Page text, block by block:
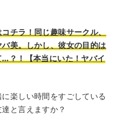
チラ！同じ趣味サークル、
美。しかし、彼女の目的は
？！【本当にいた！ヤバイ
楽しい時間をすごしている
と言えますか？